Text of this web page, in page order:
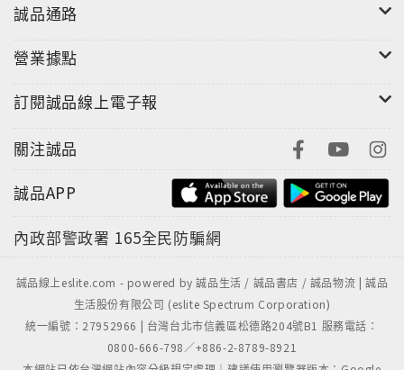
誠品通路
營業據點
訂閱誠品線上電子報
關注誠品
誠品APP
內政部警政署 165全民防騙網
誠品線上eslite.com - powered by 誠品生活 / 誠品書店 / 誠品物流 | 誠品
生活股份有限公司 (eslite Spectrum Corporation)
統一編號：27952966 | 台灣台北市信義區松德路204號B1 服務電話：
0800-666-798／+886-2-8789-8921